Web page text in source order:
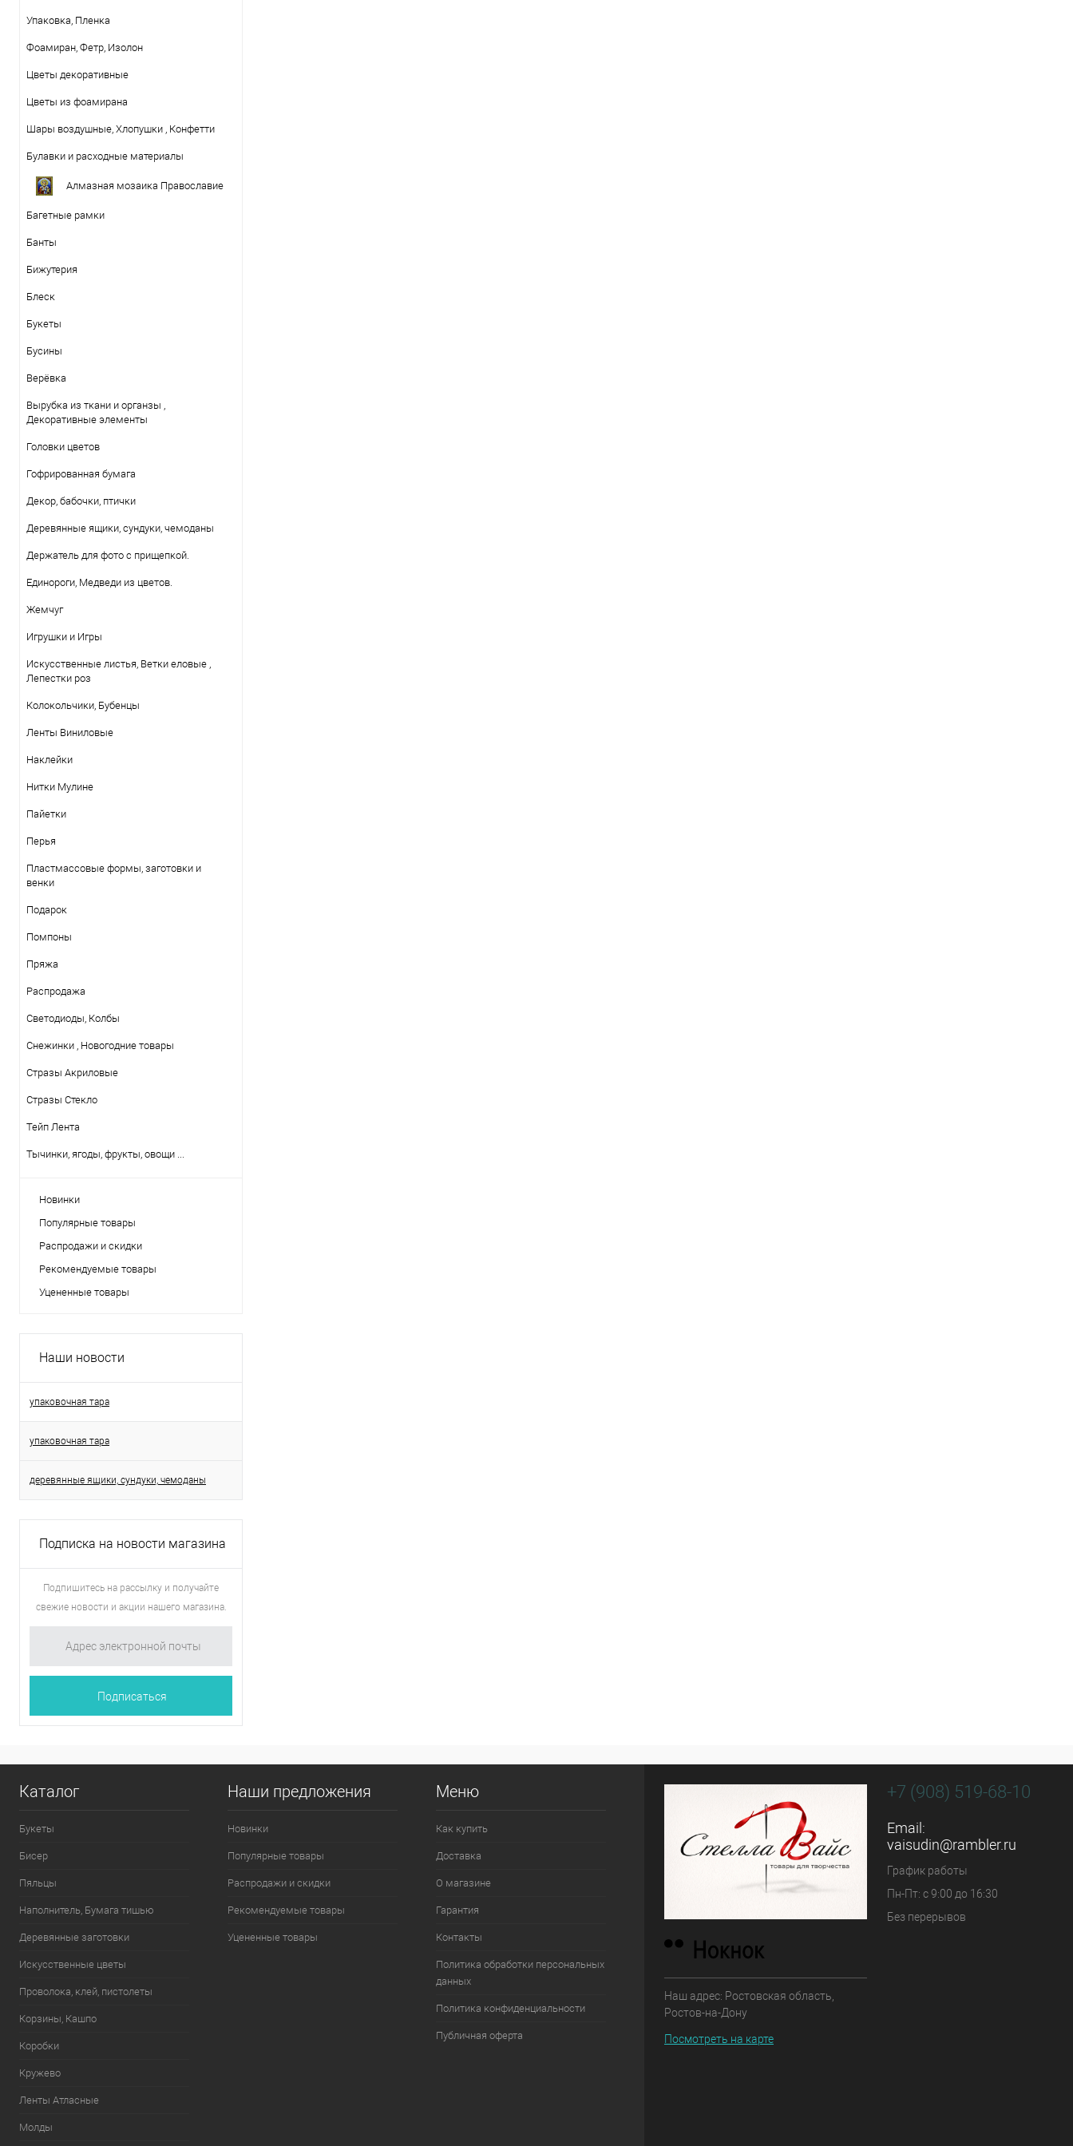
Упаковка, Пленка
Фоамиран, Фетр, Изолон
Цветы декоративные
Цветы из фоамирана
Шары воздушные, Хлопушки , Конфетти
Булавки и расходные материалы
Алмазная мозаика Православие
Багетные рамки
Банты
Бижутерия
Блеск
Букеты
Бусины
Верёвка
Вырубка из ткани и органзы ,
Декоративные элементы
Головки цветов
Гофрированная бумага
Декор, бабочки, птички
Деревянные ящики, сундуки, чемоданы
Держатель для фото с прищепкой.
Единороги, Медведи из цветов.
Жемчуг
Игрушки и Игры
Искусственные листья, Ветки еловые ,
Лепестки роз
Колокольчики, Бубенцы
Ленты Виниловые
Наклейки
Нитки Mулине
Пайетки
Перья
Пластмассовые формы, заготовки и
венки
Подарок
Помпоны
Пряжа
Распродажа
Светодиоды, Колбы
Снежинки , Новогодние товары
Стразы Акриловые
Стразы Стекло
Тейп Лента
Тычинки, ягоды, фрукты, овощи ...
Новинки
Популярные товары
Распродажи и скидки
Рекомендуемые товары
Уцененные товары
Наши новости
упаковочная тара
упаковочная тара
деревянные ящики, сундуки, чемоданы
Подписка на новости магазина
Подпишитесь на рассылку и получайте
свежие новости и акции нашего магазина.
Каталог
Букеты
Бисер
Пяльцы
Наполнитель, Бумага тишью
Деревянные заготовки
Искусственные цветы
Проволока, клей, пистолеты
Корзины, Кашпо
Коробки
Кружево
Ленты Атласные
Молды
Наши предложения
Новинки
Популярные товары
Распродажи и скидки
Рекомендуемые товары
Уцененные товары
Меню
Как купить
Доставка
О магазине
Гарантия
Контакты
Политика обработки персональных
данных
Политика конфиденциальности
Публичная оферта
Наш адрес: Ростовская область,
Ростов-на-Дону
Посмотреть на карте
+7 (908) 519-68-10
Email:
vaisudin@rambler.ru
График работы
Пн-Пт: с 9:00 до 16:30
Без перерывов